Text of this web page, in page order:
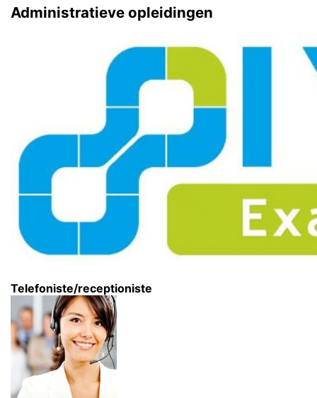
Administratieve opleidingen
Telefoniste/receptioniste